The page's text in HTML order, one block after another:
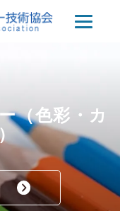
（色彩・カ